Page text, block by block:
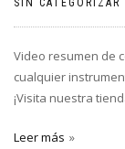
SIN CATEGORIZAR
Video resumen de
cualquier
¡Visita nuestra
Leer más